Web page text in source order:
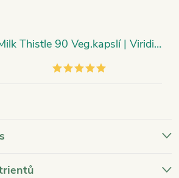
Ostropestřec - Milk Thistle 90 Veg.kapslí | Viridian